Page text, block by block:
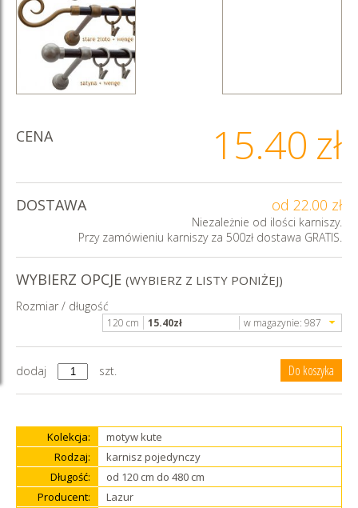
CENA 15.40 zł
DOSTAWA od 22.00 zł
Niezależnie od ilości karniszy.
Przy zamówieniu karniszy za 500zł dostawa GRATIS.
WYBIERZ OPCJE (WYBIERZ Z LISTY PONIŻEJ)
Rozmiar / długość
120 cm 15.40zł w magazynie: 987
dodaj szt.
Kolekcja:
motyw kute
Rodzaj:
karnisz pojedynczy
Długość:
od 120 cm do 480 cm
Producent:
Lazur